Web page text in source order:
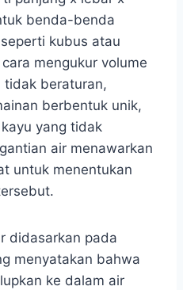
benda-benda
kubus atau
mengukur volume
tidak beraturan,
berbentuk unik,
yang tidak
air menawarkan
untuk menentukan
didasarkan pada
menyatakan bahwa
ke dalam air